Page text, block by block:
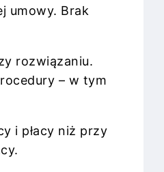
umowy. Brak
rozwiązaniu.
– w tym
i płacy niż przy